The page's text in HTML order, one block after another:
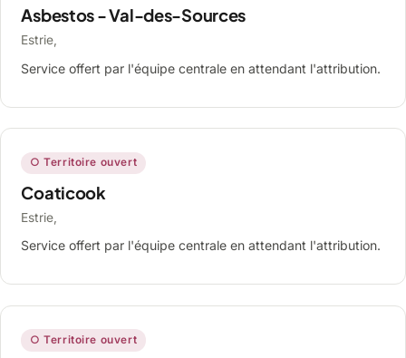
Asbestos - Val-des-Sources
Estrie,
Service offert par l'équipe centrale en attendant l'attribution.
○ Territoire ouvert
Coaticook
Estrie,
Service offert par l'équipe centrale en attendant l'attribution.
○ Territoire ouvert